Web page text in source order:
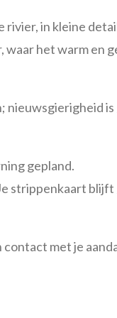
in kleine
het warm en
gepland.
strippenkaart
contact met je